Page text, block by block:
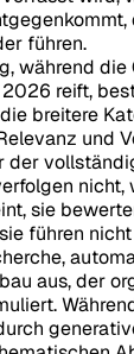
führen.
während
reift,
breitere
und
der
nicht,
sie
führen
aus, der